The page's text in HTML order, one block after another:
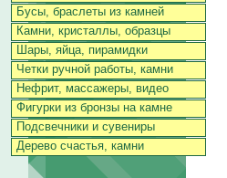
Бусы, браслеты из камней
Камни, кристаллы, образцы
Шары, яйца, пирамидки
Четки ручной работы, камни
Нефрит, массажеры, видео
Фигурки из бронзы на камне
Подсвечники и сувениры
Дерево счастья, камни